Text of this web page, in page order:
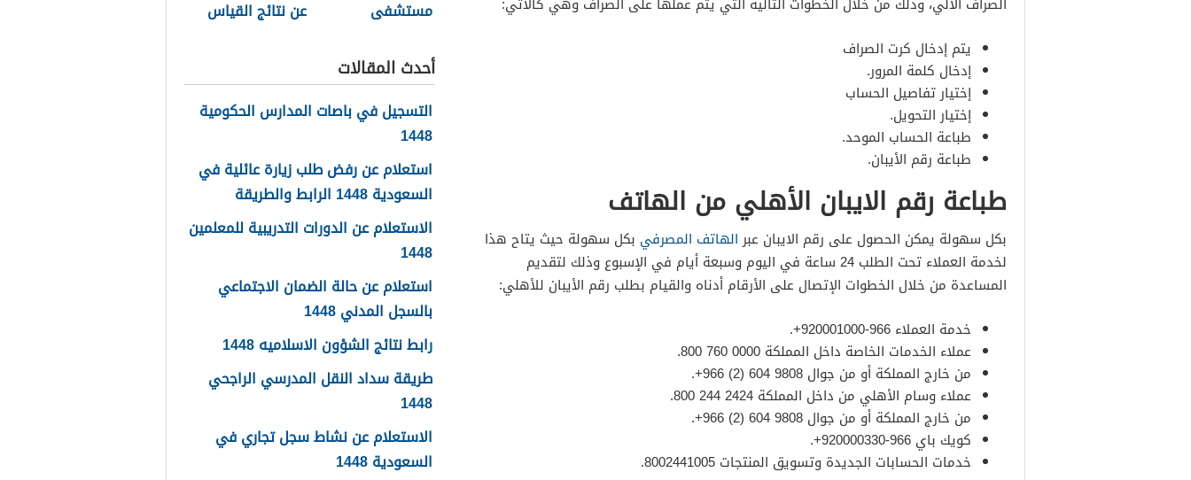
يتم إدخال كرت الصراف
إدخال كلمة المرور.
إختيار تفاصيل الحساب
إختيار التحويل.
طباعة الحساب الموحد.
طباعة رقم الأيبان.
طباعة رقم الايبان الأهلي من الهاتف
بكل سهولة يمكن الحصول على رقم الايبان عبرالهاتف المصرفي بكل سهولة حيث يتاح هذا
لخدمة العملاء تحت الطلب 24 ساعة في اليوم وسبعة أيام في الإسبوع وذلك لتقديم
المساعدة من خلال الخطوات الإتصال على الأرقام أدناه والقيام بطلب رقم الأيبان للأهلي:
خدمة العملاء 966-920001000+.
عملاء الخدمات الخاصة داخل المملكة 0000 760 800.
من خارج المملكة أو من جوال 9808 604 (2) 966+.
عملاء وسام الأهلي​ من داخل المملكة 2424 244 800.
من خارج المملكة أو من جوال 9808 604 (2) 966+.
​كويك باي 966-920000330+.
خدمات الحسابات الجديدة وتسويق المنتجات 8002441005.
مستشفى
مشيط 1448
عن نتائج القياس
أحدث المقالات
التسجيل في باصات المدارس الحكومية
1448
استعلام عن رفض طلب زيارة عائلية في
السعودية 1448 الرابط والطريقة
الاستعلام عن الدورات التدريبية للمعلمين
1448
استعلام عن حالة الضمان الاجتماعي
بالسجل المدني 1448
رابط نتائج الشؤون الاسلاميه 1448
طريقة سداد النقل المدرسي الراجحي
1448
الاستعلام عن نشاط سجل تجاري في
السعودية 1448